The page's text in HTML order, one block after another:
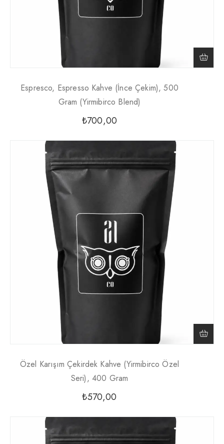
Espresco, Espresso Kahve (İnce Çekim), 500
Gram (Yirmibirco Blend)
₺700,00
Özel Karışım Çekirdek Kahve (Yirmibirco Özel
Seri), 400 Gram
₺570,00